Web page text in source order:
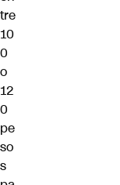
tre
10
0
o
12
0
pe
so
s